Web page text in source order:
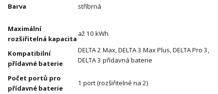
Barva
stříbrná
Maximální
rozšiřitelná kapacita
až 10 kWh
Kompatibilní
přídavné baterie
DELTA 2 Max, DELTA 3 Max Plus, DELTA Pro 3,
DELTA 3 přídavná baterie
Počet portů pro
přídavné baterie
1 port (rozšiřitelné na 2)